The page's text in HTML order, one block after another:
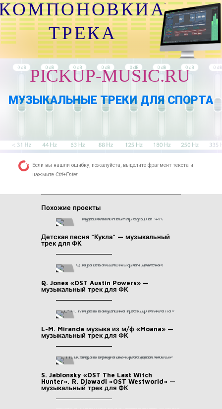
ТРЕКА
PICKUP-MUSIC.RU
МУЗЫКАЛЬНЫЕ ТРЕКИ ДЛЯ СПОРТА
Если вы нашли ошибку, пожалуйста, выделите фрагмент текста и
нажмите Ctrl+Enter.
Похожие проекты
Детская песня “Кукла” — музыкальный
трек для ФК
Q. Jones «OST Austin Powers» —
музыкальный трек для ФК
L-M. Miranda музыка из м/ф «Moana» —
музыкальный трек для ФК
S. Jablonsky «OST The Last Witch
Hunter», R. Djawadi «OST Westworld» —
музыкальный трек для ФК